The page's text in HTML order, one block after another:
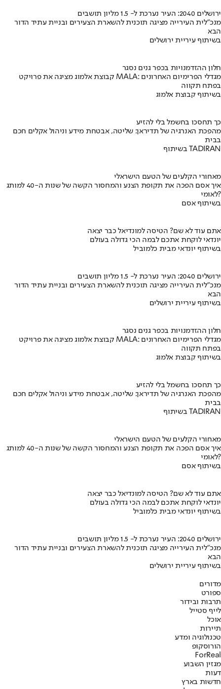
ירושלים 2040: העיר נערכת ל- 1.5 מליון תושבים
מנכ"לית העירייה מציגה תוכנית להשארת הצעירים ובניית עתיד הדור
הבא
בשיתוף עיריית ירושלים
חלון ההזדמנויות בכפר גנים נסגר
קבוצת אלמוג מציגה את פרויקט MALA: מגדלי הפרימיום האחרונים
בפתח תקווה
בשיתוף קבוצת אלמוג
כך תחסכו בחשמל בלי להזיע
מהפכת האנרגיה של תדיראן: שליטה, אבטחת מידע וניהול אקלים חכם
בבית
בשיתוף TADIRAN
מאחורי הקלעים של הטעם הישראלי
איך אסם הפכה את תקופת הצנע והמחסור הקשה של שנות ה-40 למותג
לאומי?
בשיתוף אסם
אתם עוד לא שם? הטיסה למונדיאל כבר יצאה
יונדאי לוקחת אתכם לבמה הכי גדולה בעולם
בשיתוף יונדאי מבית כלמוביל
ירושלים 2040: העיר נערכת ל- 1.5 מליון תושבים
מנכ"לית העירייה מציגה תוכנית להשארת הצעירים ובניית עתיד הדור
הבא
בשיתוף עיריית ירושלים
חלון ההזדמנויות בכפר גנים נסגר
קבוצת אלמוג מציגה את פרויקט MALA: מגדלי הפרימיום האחרונים
בפתח תקווה
בשיתוף קבוצת אלמוג
כך תחסכו בחשמל בלי להזיע
מהפכת האנרגיה של תדיראן: שליטה, אבטחת מידע וניהול אקלים חכם
בבית
בשיתוף TADIRAN
מאחורי הקלעים של הטעם הישראלי
איך אסם הפכה את תקופת הצנע והמחסור הקשה של שנות ה-40 למותג
לאומי?
בשיתוף אסם
אתם עוד לא שם? הטיסה למונדיאל כבר יצאה
יונדאי לוקחת אתכם לבמה הכי גדולה בעולם
בשיתוף יונדאי מבית כלמוביל
ירושלים 2040: העיר נערכת ל- 1.5 מליון תושבים
מנכ"לית העירייה מציגה תוכנית להשארת הצעירים ובניית עתיד הדור
הבא
בשיתוף עיריית ירושלים
מדורים
ספורט
תרבות ובידור
לייף סטייל
אוכל
תיירות
טכנולוגיה ומדע
הורוסקופ
ForReal
מגזין השבוע
דעות
חדשות בארץ